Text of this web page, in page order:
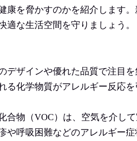
康を脅かすのかを紹介します
な生活空間を守りましょう。
デザインや優れた品質で注目
る化学物質がアレルギー反応
合物（VOC）は、空気を介し
呼吸困難などのアレルギー症